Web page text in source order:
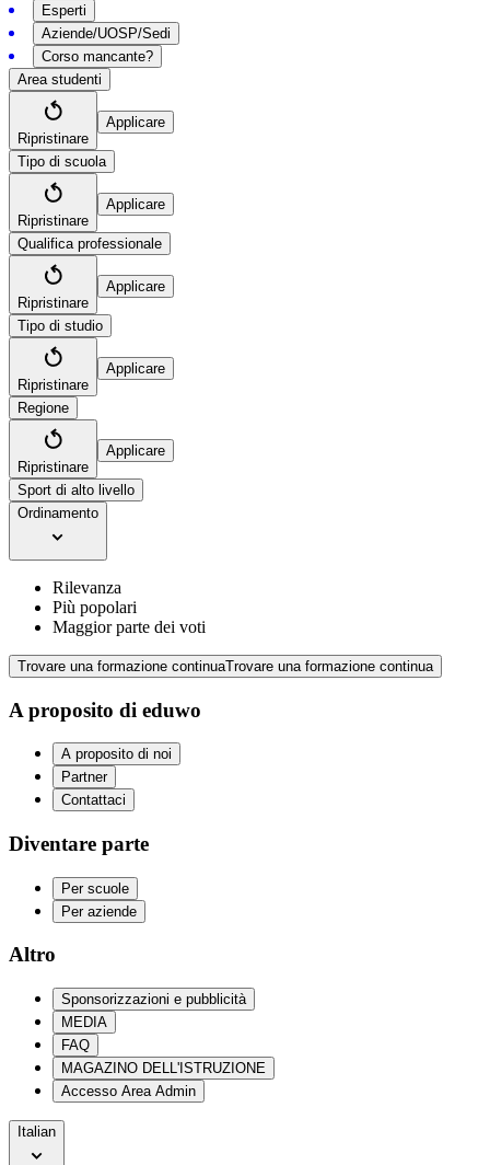
Esperti
Aziende/UOSP/Sedi
Corso mancante?
Area studenti
Ripristinare
Applicare
Tipo di scuola
Ripristinare
Applicare
Qualifica professionale
Ripristinare
Applicare
Tipo di studio
Ripristinare
Applicare
Regione
Ripristinare
Applicare
Sport di alto livello
Ordinamento
Rilevanza
Più popolari
Maggior parte dei voti
Trovare una formazione continuaTrovare una formazione continua
A proposito di eduwo
A proposito di noi
Partner
Contattaci
Diventare parte
Per scuole
Per aziende
Altro
Sponsorizzazioni e pubblicità
MEDIA
FAQ
MAGAZINO DELL'ISTRUZIONE
Accesso Area Admin
Italian